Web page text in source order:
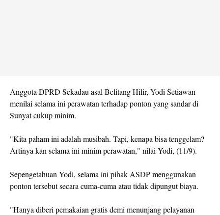
Anggota DPRD Sekadau asal Belitang Hilir, Yodi Setiawan
menilai selama ini perawatan terhadap ponton yang sandar di
Sunyat cukup minim.
"Kita paham ini adalah musibah. Tapi, kenapa bisa tenggelam?
Artinya kan selama ini minim perawatan," nilai Yodi, (11/9).
Sepengetahuan Yodi, selama ini pihak ASDP menggunakan
ponton tersebut secara cuma-cuma atau tidak dipungut biaya.
"Hanya diberi pemakaian gratis demi menunjang pelayanan